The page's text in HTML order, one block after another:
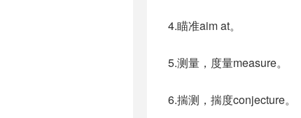
4.瞄准aim at。
5.测量，度量measure。
6.揣测，揣度conjecture。